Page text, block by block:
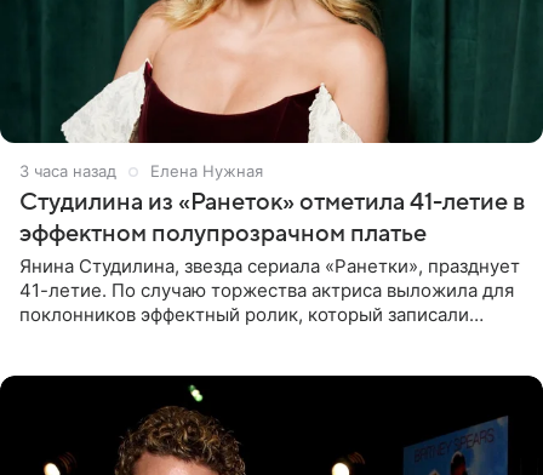
3 часа назад Елена Нужная
Студилина из «Ранеток» отметила 41-летие в
эффектном полупрозрачном платье
Янина Студилина, звезда сериала «Ранетки», празднует
41-летие. По случаю торжества актриса выложила для
поклонников эффектный ролик, который записали